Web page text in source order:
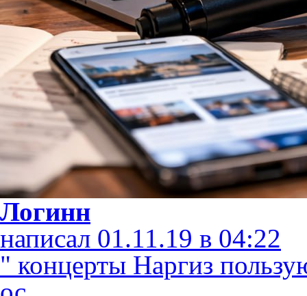
Логинн
написал 01.11.19 в 04:22
" концерты Наргиз